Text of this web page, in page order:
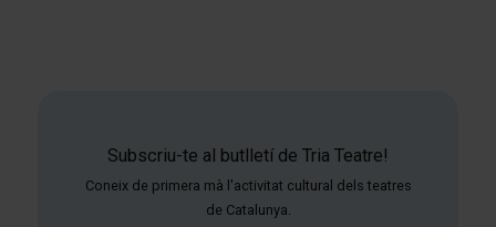
Subscriu-te al butlletí de Tria Teatre!
Coneix de primera mà l'activitat cultural dels teatres
de Catalunya.